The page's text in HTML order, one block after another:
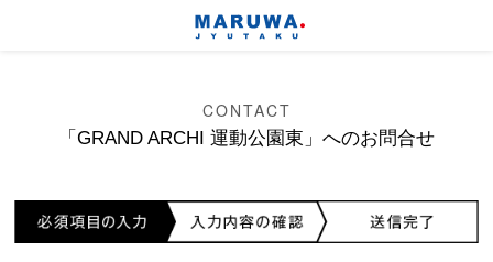
CONTACT
「GRAND ARCHI 運動公園東」へのお問合せ